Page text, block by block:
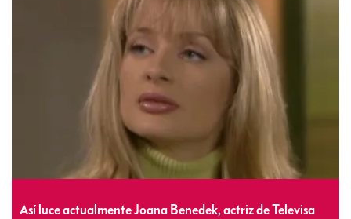
Así luce actualmente Joana Benedek, actriz de Televisa